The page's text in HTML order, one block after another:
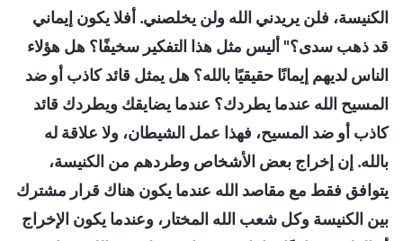
الكنيسة، فلن يريدني الله ولن يخلصني. أفلا يكون إيماني
قد ذهب سدى؟" أليس مثل هذا التفكير سخيفًا؟ هل هؤلاء
الناس لديهم إيمانًا حقيقيًا بالله؟ هل يمثل قائد كاذب أو ضد
المسيح الله عندما يطردك؟ عندما يضايقك ويطردك قائد
كاذب أو ضد المسيح، فهذا عمل الشيطان، ولا علاقة له
بالله. إن إخراج بعض الأشخاص وطردهم من الكنيسة،
يتوافق فقط مع مقاصد الله عندما يكون هناك قرار مشترك
بين الكنيسة وكل شعب الله المختار، وعندما يكون الإخراج